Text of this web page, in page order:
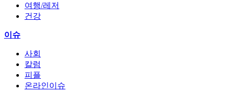
여행/레저
건강
이슈
사회
칼럼
피플
온라인이슈